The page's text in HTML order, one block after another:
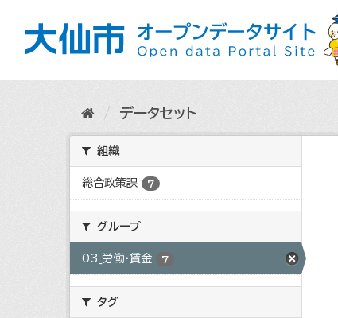
データセット
組織
総合政策課 7
グループ
03_労働・賃金 7
タグ